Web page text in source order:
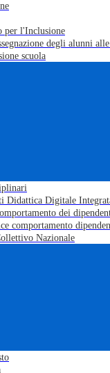
per l'Inclusione
degli alunni
scuola
Didattica Digitale
dei
comportamento
Nazionale